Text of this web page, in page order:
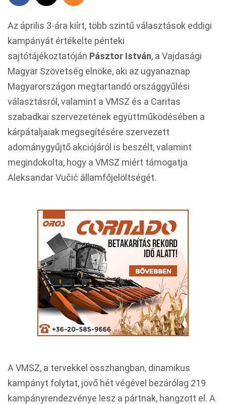
Az április 3-ára kiírt, több szintű választások eddigi
kampányát értékelte pénteki
sajtótájékoztatóján Pásztor István, a Vajdasági
Magyar Szövetség elnöke, aki az ugyanaznap
Magyarországon megtartandó országgyűlési
választásról, valamint a VMSZ és a Caritas
szabadkai szervezetének együttműködésében a
kárpátaljaiak megsegítésére szervezett
adománygyűjtő akciójáról is beszélt, valamint
megindokolta, hogy a VMSZ miért támogatja
Aleksandar Vučić államfőjelöltségét.
A VMSZ, a tervekkel összhangban, dinamikus
kampányt folytat, jövő hét végével bezárólag 219
kampányrendezvénye lesz a pártnak, hangzott el. A